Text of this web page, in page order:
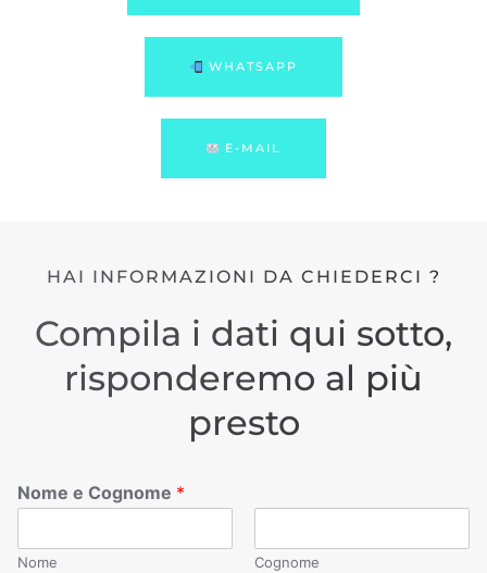
WHATSAPP
E-MAIL
HAI INFORMAZIONI DA CHIEDERCI ?
Compila i dati qui sotto,
risponderemo al più
presto
Nome e Cognome *
Nome Cognome